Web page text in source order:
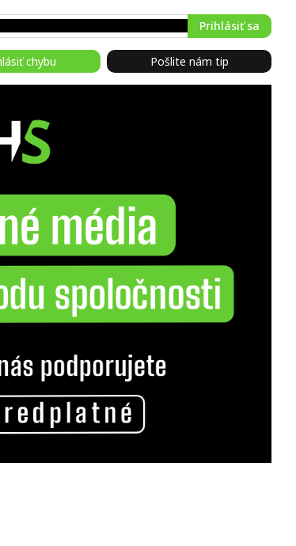
Prihlásiť sa
chybu Pošlite nám tip